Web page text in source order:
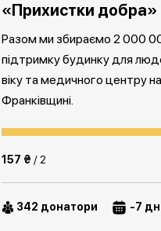
«Прихистки добра»
Разом ми збираємо 2 000
підтримку будинку для
віку та медичного центру
Франківщині.
157 ₴ / 2
342 донатори -7